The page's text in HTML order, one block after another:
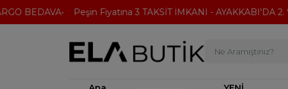
BEDAVA Peşin Fiyatına 3 TAKSİT İMKANI - AYAKKABI'DA 2. %